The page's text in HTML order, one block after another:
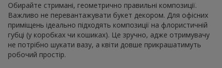
Обирайте стримані, геометрично правильні композиції.
Важливо не перевантажувати букет декором. Для офісних
приміщень ідеально підходять композиції на флористичній
губці (у коробках чи кошиках). Це зручно, адже отримувачу
не потрібно шукати вазу, а квіти довше прикрашатимуть
робочий простір.